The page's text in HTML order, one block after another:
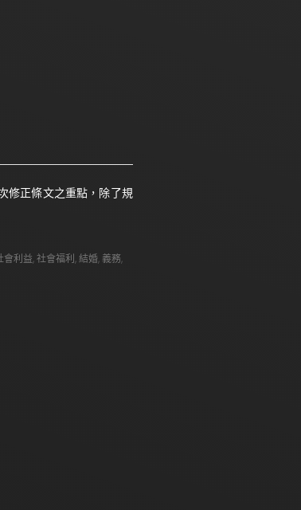
修正條文之重點，除了規
會利益,社會福利 ,結婚, 義務,